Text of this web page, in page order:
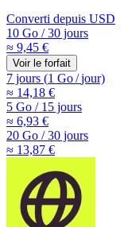
Converti depuis USD
10 Go /30 jours
≈ 9,45 €
Voir le forfait
7 jours (1 Go/jour)
≈ 14,18 €
5 Go /15 jours
≈ 6,93 €
20 Go /30 jours
≈ 13,87 €